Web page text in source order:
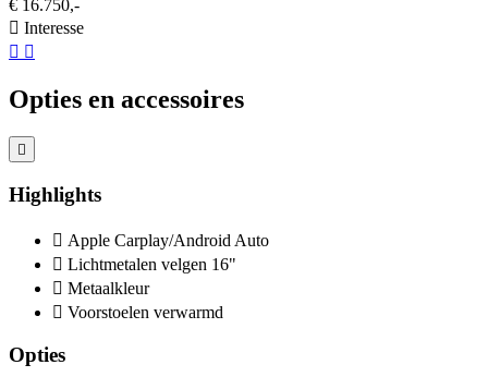
€ 16.750,-
Interesse
Opties en accessoires
Highlights
Apple Carplay/Android Auto
Lichtmetalen velgen 16"
Metaalkleur
Voorstoelen verwarmd
Opties